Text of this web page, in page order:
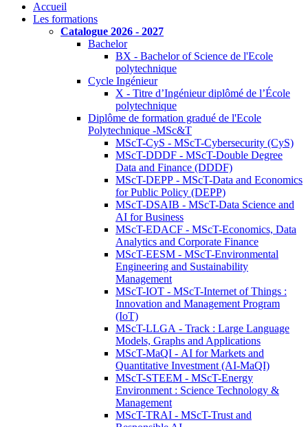
Accueil
Les formations
Catalogue 2026 - 2027
Bachelor
BX - Bachelor of Science de l'Ecole
polytechnique
Cycle Ingénieur
X - Titre d’Ingénieur diplômé de l’École
polytechnique
Diplôme de formation gradué de l'Ecole
Polytechnique -MSc&T
MScT-CyS - MScT-Cybersecurity (CyS)
MScT-DDDF - MScT-Double Degree
Data and Finance (DDDF)
MScT-DEPP - MScT-Data and Economics
for Public Policy (DEPP)
MScT-DSAIB - MScT-Data Science and
AI for Business
MScT-EDACF - MScT-Economics, Data
Analytics and Corporate Finance
MScT-EESM - MScT-Environmental
Engineering and Sustainability
Management
MScT-IOT - MScT-Internet of Things :
Innovation and Management Program
(IoT)
MScT-LLGA - Track : Large Language
Models, Graphs and Applications
MScT-MaQI - AI for Markets and
Quantitative Investment (AI-MaQI)
MScT-STEEM - MScT-Energy
Environment : Science Technology &
Management
MScT-TRAI - MScT-Trust and